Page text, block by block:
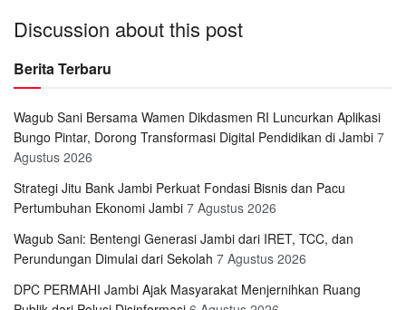
Discussion about this post
Berita Terbaru
Wagub Sani Bersama Wamen Dikdasmen RI Luncurkan Aplikasi
Bungo Pintar, Dorong Transformasi Digital Pendidikan di Jambi 7
Agustus 2026
Strategi Jitu Bank Jambi Perkuat Fondasi Bisnis dan Pacu
Pertumbuhan Ekonomi Jambi 7 Agustus 2026
Wagub Sani: Bentengi Generasi Jambi dari IRET, TCC, dan
Perundungan Dimulai dari Sekolah 7 Agustus 2026
DPC PERMAHI Jambi Ajak Masyarakat Menjernihkan Ruang